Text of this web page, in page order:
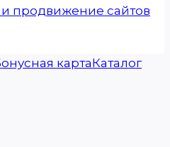
продвижение сайтов
картаКаталог